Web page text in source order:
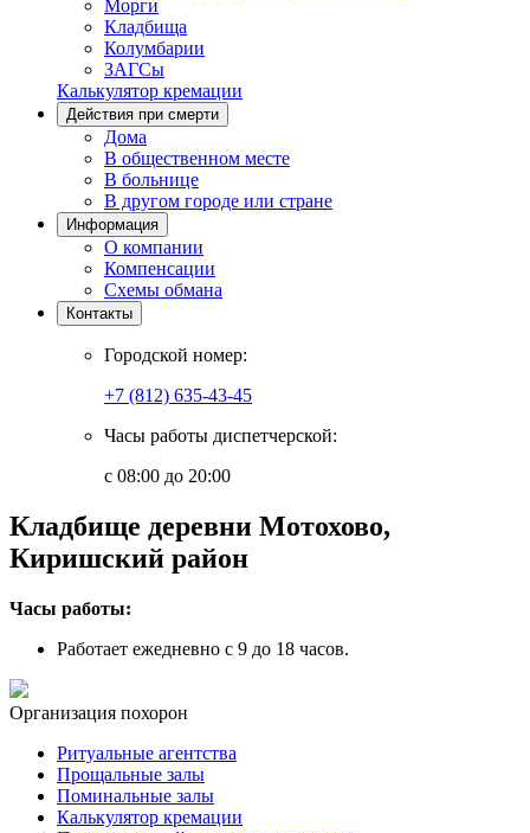
Морги
Кладбища
Колумбарии
ЗАГСы
Калькулятор кремации
Действия при смерти
Дома
В общественном месте
В больнице
В другом городе или стране
Информация
О компании
Компенсации
Схемы обмана
Контакты
Городской номер:
+7 (812) 635-43-45
Часы работы диспетчерской:
с 08:00 до 20:00
Кладбище деревни Мотохово,
Киришский район
Часы работы:
Работает ежедневно с 9 до 18 часов.
Организация похорон
Ритуальные агентства
Прощальные залы
Поминальные залы
Калькулятор кремации